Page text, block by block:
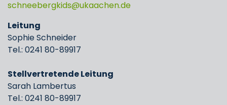
schneebergkids
ukaachende
Leitung
Sophie Schneider
Tel.: 0241 80-89917
Stellvertretende Leitung
Sarah Lambertus
Tel.: 0241 80-89917